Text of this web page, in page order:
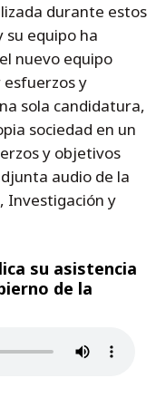
durante estos
su equipo ha
nuevo equipo
y
sola candidatura,
sociedad en un
y objetivos
audio de la
Investigación y
su asistencia
de la